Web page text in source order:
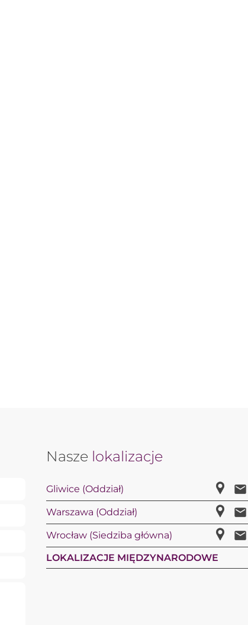
Nasze lokalizacje
Gliwice (Oddział)
Warszawa (Oddział)
Wrocław (Siedziba główna)
LOKALIZACJE MIĘDZYNARODOWE